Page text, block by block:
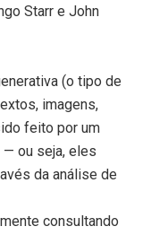
Starr e John
(o tipo de
imagens,
feito por um
— ou seja, eles
da análise de
consultando